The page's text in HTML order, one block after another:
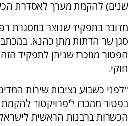
שנים) להקמת מערך לאסדרת
מדובר בתפקיד שנוצר במסגרת
סגן שר הדתות מתן כהנא. במכתבו
הפטור ממכרז שניתן לתפקיד
חוקי.
"לפני כשבוע נציבות שירות
בפטור ממכרז ל'פרויקטור
הכשרות ברבנות הראשית